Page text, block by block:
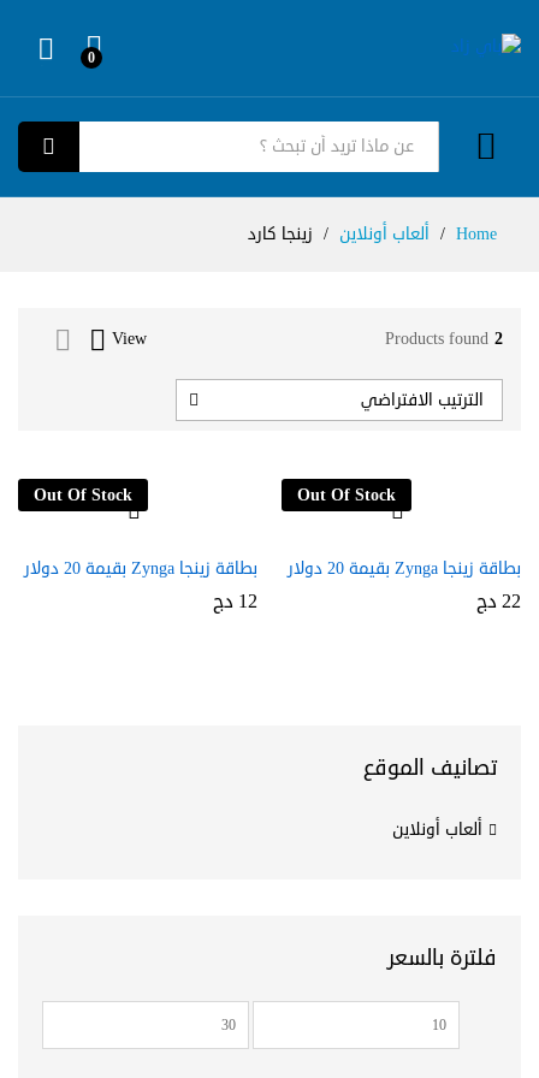
0
كل الفئات
بحث
Home
/ ألعاب أونلاين / زينجا كارد
2
Products found
View
الترتيب الافتراضي
Out Of Stock
بطاقة زينجا Zynga بقيمة 20 دولار
12 دج
Out Of Stock
بطاقة زينجا Zynga بقيمة 20 دولار
22دج
تصانيف الموقع
ألعاب أونلاين
فلترة بالسعر
أدنى
سعر
أعلى
سعر